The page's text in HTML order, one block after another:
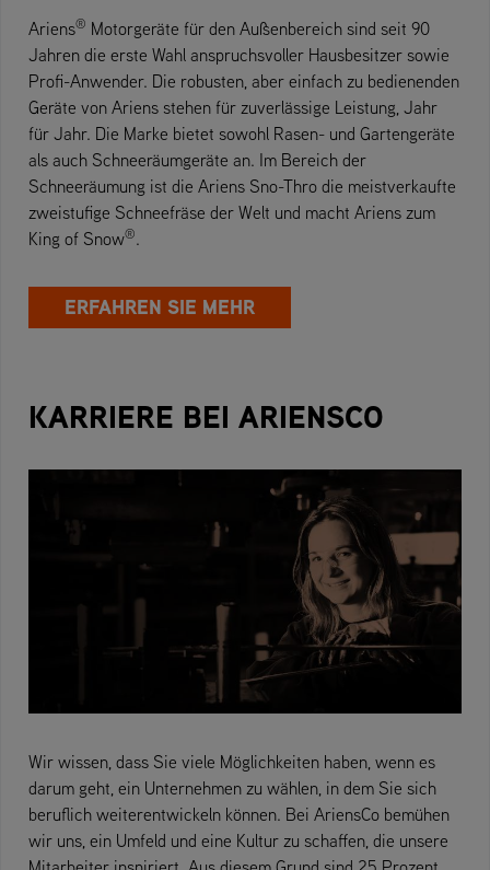
Ariens® Motorgeräte für den Außenbereich sind seit 90
Jahren die erste Wahl anspruchsvoller Hausbesitzer sowie
Profi-Anwender. Die robusten, aber einfach zu bedienenden
Geräte von Ariens stehen für zuverlässige Leistung, Jahr
für Jahr. Die Marke bietet sowohl Rasen- und Gartengeräte
als auch Schneeräumgeräte an. Im Bereich der
Schneeräumung ist die Ariens Sno-Thro die meistverkaufte
zweistufige Schneefräse der Welt und macht Ariens zum
King of Snow®.
ERFAHREN SIE MEHR
KARRIERE BEI ARIENSCO
Wir wissen, dass Sie viele Möglichkeiten haben, wenn es
darum geht, ein Unternehmen zu wählen, in dem Sie sich
beruflich weiterentwickeln können. Bei AriensCo bemühen
wir uns, ein Umfeld und eine Kultur zu schaffen, die unsere